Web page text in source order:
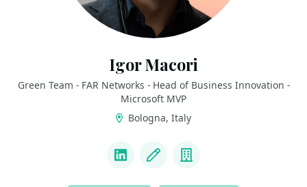
Igor Macori
Green Team - FAR Networks - Head of Business Innovation -
Microsoft MVP
Bologna, Italy
LinkedInBlog Company